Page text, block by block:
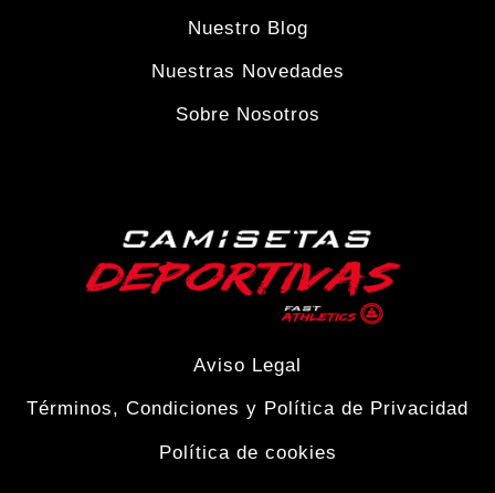
la
página
Nuestro Blog
Nuestras Novedades
Sobre Nosotros
Aviso Legal
Términos, Condiciones y Política de Privacidad
Política de cookies